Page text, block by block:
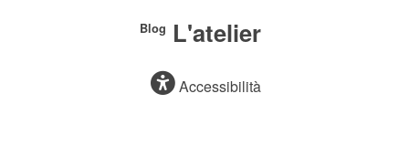
Blog L'atelier
Accessibilità